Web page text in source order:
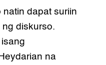
dapat suriin
diskurso.
na